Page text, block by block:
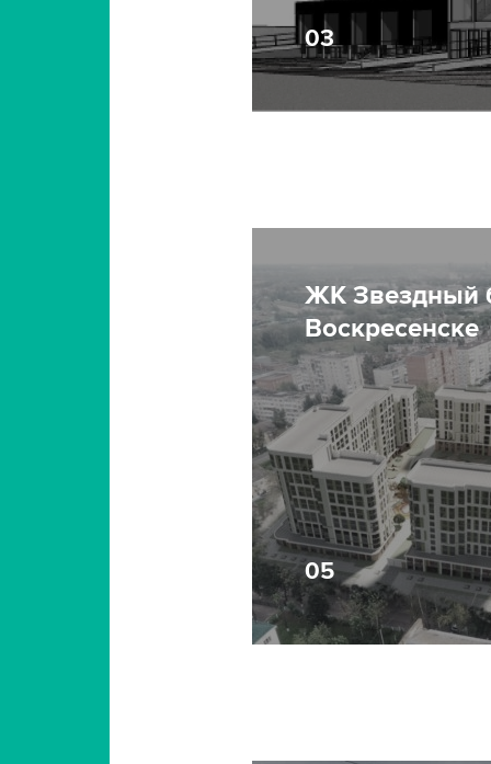
03
ЖК Звездный
Воскресенске
05